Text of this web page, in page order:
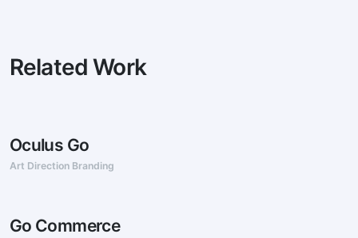
Related Work
Oculus Go
Art Direction Branding
Go Commerce